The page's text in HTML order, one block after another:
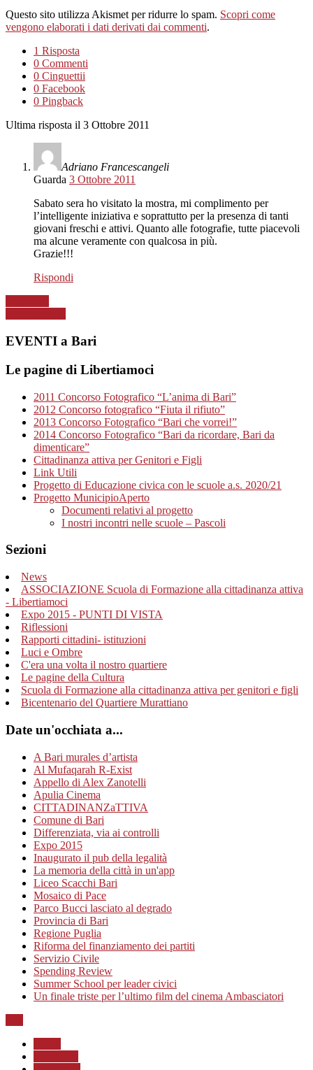
Questo sito utilizza Akismet per ridurre lo spam. Scopri come
vengono elaborati i dati derivati dai commenti.
1 Risposta
0 Commenti
0 Cinguettii
0 Facebook
0 Pingback
Ultima risposta il 3 Ottobre 2011
Adriano Francescangeli
Guarda 3 Ottobre 2011
Sabato sera ho visitato la mostra, mi complimento per
l’intelligente iniziativa e soprattutto per la presenza di tanti
giovani freschi e attivi. Quanto alle fotografie, tutte piacevoli
ma alcune veramente con qualcosa in più.
Grazie!!!
Rispondi
EVENTI a Bari
Le pagine di Libertiamoci
2011 Concorso Fotografico “L’anima di Bari”
2012 Concorso fotografico “Fiuta il rifiuto”
2013 Concorso Fotografico “Bari che vorrei!”
2014 Concorso Fotografico “Bari da ricordare, Bari da
dimenticare”
Cittadinanza attiva per Genitori e Figli
Link Utili
Progetto di Educazione civica con le scuole a.s. 2020/21
Progetto MunicipioAperto
Documenti relativi al progetto
I nostri incontri nelle scuole – Pascoli
Sezioni
News
ASSOCIAZIONE Scuola di Formazione alla cittadinanza attiva
- Libertiamoci
Expo 2015 - PUNTI DI VISTA
Riflessioni
Rapporti cittadini- istituzioni
Luci e Ombre
C'era una volta il nostro quartiere
Le pagine della Cultura
Scuola di Formazione alla cittadinanza attiva per genitori e figli
Bicentenario del Quartiere Murattiano
Date un'occhiata a...
A Bari murales d’artista
Al Mufaqarah R-Exist
Appello di Alex Zanotelli
Apulia Cinema
CITTADINANZaTTIVA
Comune di Bari
Differenziata, via ai controlli
Expo 2015
Inaugurato il pub della legalità
La memoria della città in un'app
Liceo Scacchi Bari
Mosaico di Pace
Parco Bucci lasciato al degrado
Provincia di Bari
Regione Puglia
Riforma del finanziamento dei partiti
Servizio Civile
Spending Review
Summer School per leader civici
Un finale triste per l’ultimo film del cinema Ambasciatori